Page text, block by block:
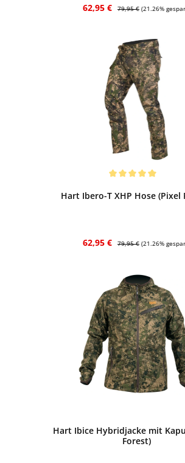
Verkaufspreis:
62,95 € Regulärer Preis:
79,95 € (21.26%
Hart Ibero-T XHP Hose (Pixel
Verkaufspreis:
62,95 € Regulärer Preis:
79,95 € (21.26%
Hart Ibice Hybridjacke mit
Forest)